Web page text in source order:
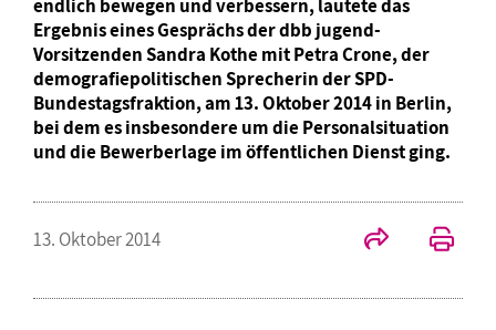
endlich bewegen und verbessern, lautete das
Ergebnis eines Gesprächs der dbb jugend-
Vorsitzenden Sandra Kothe mit Petra Crone, der
demografiepolitischen Sprecherin der SPD-
Bundestagsfraktion, am 13. Oktober 2014 in Berlin,
bei dem es insbesondere um die Personalsituation
und die Bewerberlage im öffentlichen Dienst ging.
13. Oktober 2014